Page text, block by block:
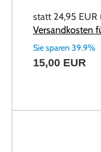
statt 24,95 EUR
Versandkosten
Sie sparen 39.9%
15,00 EUR